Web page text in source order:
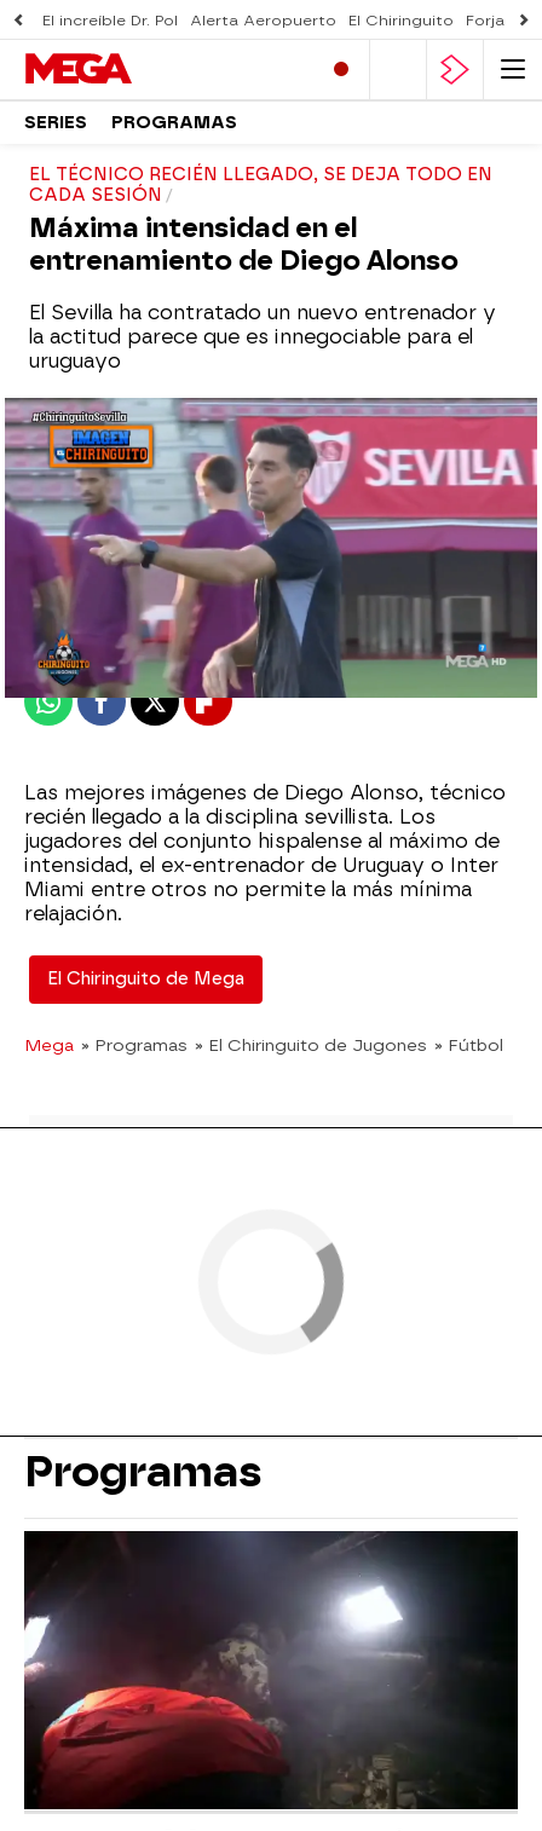
El increíble Dr. Pol Alerta Aeropuerto El Chiringuito Forjado
SERIES PROGRAMAS
EL TÉCNICO RECIÉN LLEGADO, SE DEJA TODO EN
CADA SESIÓN
Máxima intensidad en el
entrenamiento de Diego Alonso
El Sevilla ha contratado un nuevo entrenador y
la actitud parece que es innegociable para el
uruguayo
El Chiringuito
Publicado: 12 de octubre de 2023, 02:16
WhatsappFacebook
X Flipboard
Las mejores imágenes de Diego Alonso, técnico
recién llegado a la disciplina sevillista. Los
jugadores del conjunto hispalense al máximo de
intensidad, el ex-entrenador de Uruguay o Inter
Miami entre otros no permite la más mínima
relajación.
El Chiringuito de Mega
Mega » Programas » El Chiringuito de Jugones » Fútbol
Programas